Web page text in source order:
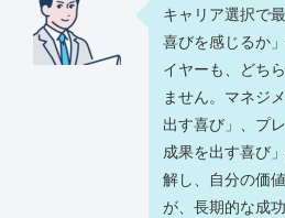
キャリア選択で
喜びを感じるか
イヤーも、どち
ません。マネジ
出す喜び」、プ
成果を出す喜び
解し、自分の価
が、長期的な成